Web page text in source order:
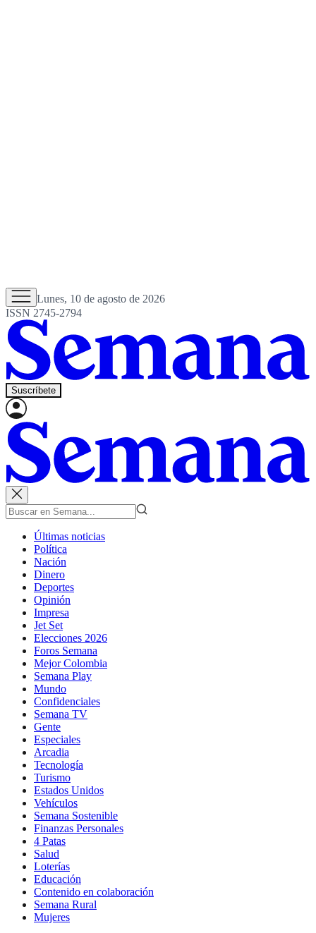
Lunes, 10 de agosto de 2026
ISSN 2745-2794
Suscríbete
Últimas noticias
Política
Nación
Dinero
Deportes
Opinión
Impresa
Jet Set
Elecciones 2026
Foros Semana
Mejor Colombia
Semana Play
Mundo
Confidenciales
Semana TV
Gente
Especiales
Arcadia
Tecnología
Turismo
Estados Unidos
Vehículos
Semana Sostenible
Finanzas Personales
4 Patas
Salud
Loterías
Educación
Contenido en colaboración
Semana Rural
Mujeres